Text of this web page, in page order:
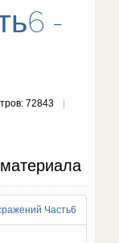
-
72843
Часть6